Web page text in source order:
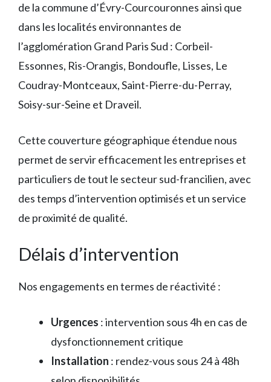
de la commune d’Évry-Courcouronnes ainsi que
dans les localités environnantes de
l’agglomération Grand Paris Sud : Corbeil-
Essonnes, Ris-Orangis, Bondoufle, Lisses, Le
Coudray-Montceaux, Saint-Pierre-du-Perray,
Soisy-sur-Seine et Draveil.
Cette couverture géographique étendue nous
permet de servir efficacement les entreprises et
particuliers de tout le secteur sud-francilien, avec
des temps d’intervention optimisés et un service
de proximité de qualité.
Délais d’intervention
Nos engagements en termes de réactivité :
Urgences : intervention sous 4h en cas de
dysfonctionnement critique
Installation : rendez-vous sous 24 à 48h